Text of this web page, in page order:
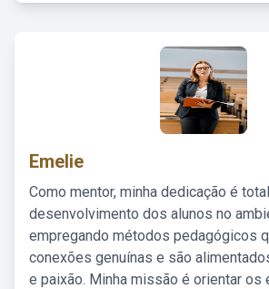
Emelie
Como mentor, minha dedicação é
desenvolvimento dos alunos no
empregando métodos pedagógicos
conexões genuínas e são
e paixão. Minha missão é orientar os